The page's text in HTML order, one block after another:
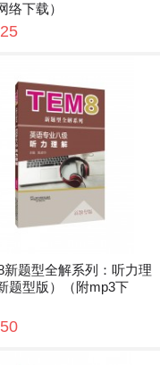
络下载）
新题型全解系列：听力理
题型版）（附mp3下